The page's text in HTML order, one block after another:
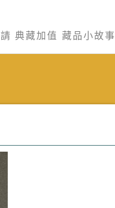
典藏加值 藏品小故事